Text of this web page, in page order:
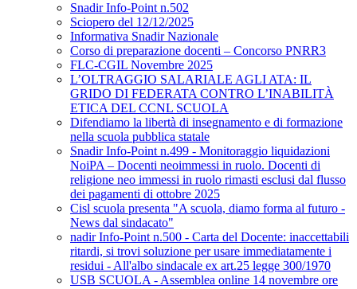
Snadir Info-Point n.502
Sciopero del 12/12/2025
Informativa Snadir Nazionale
Corso di preparazione docenti – Concorso PNRR3
FLC-CGIL Novembre 2025
L’OLTRAGGIO SALARIALE AGLI ATA: IL
GRIDO DI FEDERATA CONTRO L’INABILITÀ
ETICA DEL CCNL SCUOLA
Difendiamo la libertà di insegnamento e di formazione
nella scuola pubblica statale
Snadir Info-Point n.499 - Monitoraggio liquidazioni
NoiPA – Docenti neoimmessi in ruolo. Docenti di
religione neo immessi in ruolo rimasti esclusi dal flusso
dei pagamenti di ottobre 2025
Cisl scuola presenta "A scuola, diamo forma al futuro -
News dal sindacato"
nadir Info-Point n.500 - Carta del Docente: inaccettabili
ritardi, si trovi soluzione per usare immediatamente i
residui - All'albo sindacale ex art.25 legge 300/1970
USB SCUOLA - Assemblea online 14 novembre ore